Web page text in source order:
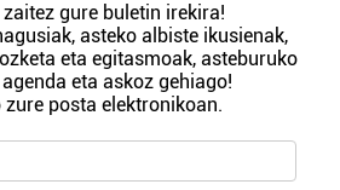
gure buletin irekira!
asteko albiste ikusienak,
eta egitasmoak, asteburuko
eta askoz gehiago!
posta elektronikoan.